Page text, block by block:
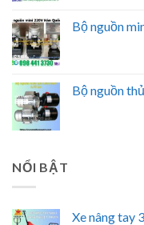
Bộ nguồn
Bộ nguồn
NỔI BẬT
Xe nâng tay